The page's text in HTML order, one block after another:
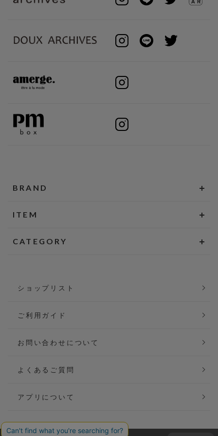
BRAND
ITEM
CATEGORY
ショップリスト
ご利用ガイド
お問い合わせについて
よくあるご質問
アプリについて